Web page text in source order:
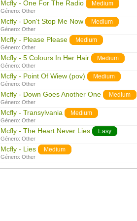
Mcfly - One For The Radio Medium
Género: Other
Mcfly - Don't Stop Me Now Medium
Género: Other
Mcfly - Please Please Medium
Género: Other
Mcfly - 5 Colours In Her Hair Medium
Género: Other
Mcfly - Point Of Wiew (pov) Medium
Género: Other
Mcfly - Down Goes Another One Medium
Género: Other
Mcfly - Transylvania Medium
Género: Other
Mcfly - The Heart Never Lies Easy
Género: Other
Mcfly - Lies Medium
Género: Other